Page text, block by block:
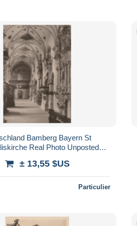
Bamberg Bayern St
Real Photo Unposted
± 13,55 $US
Particulier